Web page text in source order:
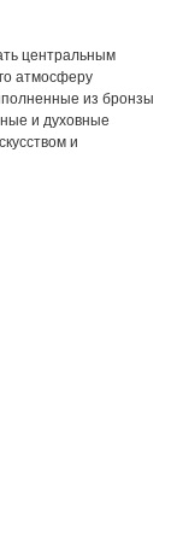
центральным
атмосферу
из бронзы
и духовные
и